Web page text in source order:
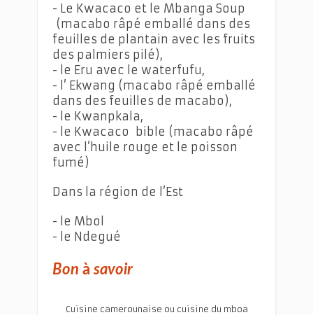
- Le Kwacaco et le Mbanga Soup
(macabo râpé emballé dans des
feuilles de plantain avec les fruits
des palmiers pilé),
- le Eru avec le waterfufu,
- l’ Ekwang (macabo râpé emballé
dans des feuilles de macabo),
- le Kwanpkala,
- le Kwacaco bible (macabo râpé
avec l’huile rouge et le poisson
fumé)
Dans la région de l’Est
- le Mbol
- le Ndegué
Bon à savoir
Cuisine camerounaise ou cuisine du mboa